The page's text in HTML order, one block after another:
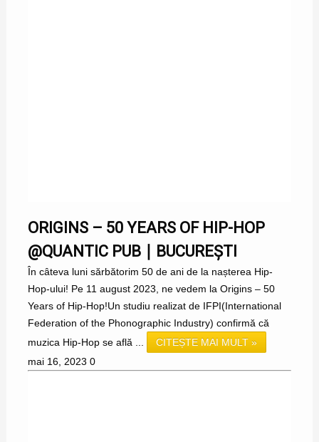
ORIGINS – 50 YEARS OF HIP-HOP
@QUANTIC PUB ∣ BUCUREȘTI
În câteva luni sărbătorim 50 de ani de la nașterea Hip-
Hop-ului! Pe 11 august 2023, ne vedem la Origins – 50
Years of Hip-Hop!Un studiu realizat de IFPI(International
Federation of the Phonographic Industry) confirmă că
muzica Hip-Hop se află ...
CITEȘTE MAI MULT »
mai 16, 2023 0